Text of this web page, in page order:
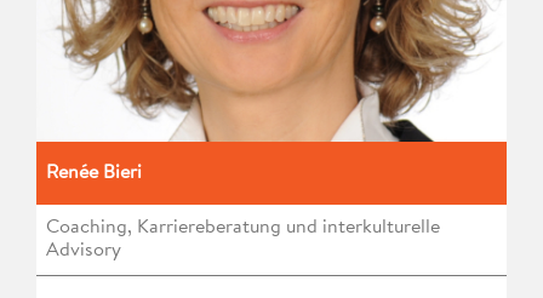
Renée Bieri
Coaching, Karriereberatung und interkulturelle
Advisory